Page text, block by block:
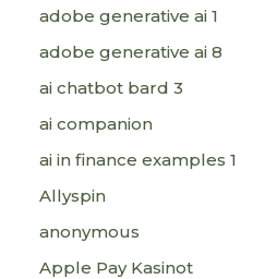
adobe generative ai 1
adobe generative ai 8
ai chatbot bard 3
ai companion
ai in finance examples 1
Allyspin
anonymous
Apple Pay Kasinot